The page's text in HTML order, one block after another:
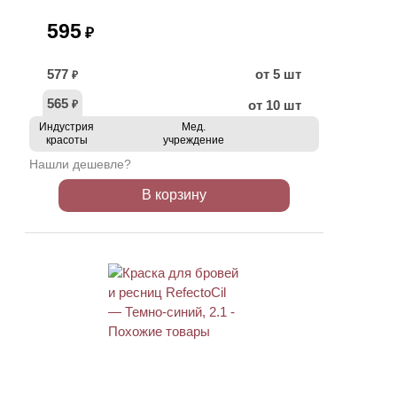
595 ₽
577 ₽
от 5 шт
565 ₽ от 10 шт
Индустрия
красоты
Мед.
учреждение
Нашли дешевле?
В корзину